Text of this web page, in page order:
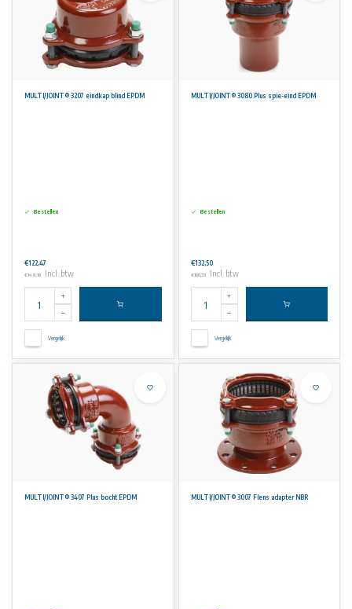
MULTI/JOINT® 3207 eindkap blind EPDM
Bestellen
€122,47
€148,19 Incl. btw
Vergelijk
MULTI/JOINT® 3080 Plus spie-eind EPDM
Bestellen
€132,50
€160,33 Incl. btw
Vergelijk
MULTI/JOINT® 3407 Plus bocht EPDM MULTI/JOINT® 3007 Flens adapter NBR